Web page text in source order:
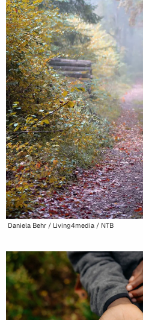
Daniela Behr / Living4media / NTB